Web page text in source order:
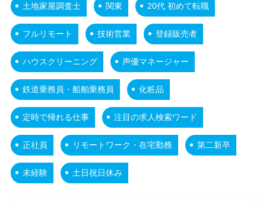
土地家屋調査士 関東 20代 初めて転職
フルリモート 技術営業 登録販売者
ハウスクリーニング 声優マネージャー
鉄道乗務員・船舶乗務員 化粧品
定時で帰れる仕事 注目の求人検索ワード
正社員 リモートワーク・在宅勤務 第二新卒
未経験 土日祝日休み